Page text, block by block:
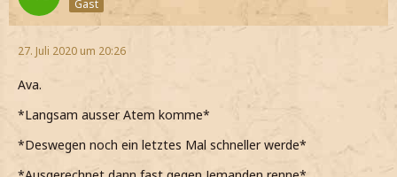
Gast
27. Juli 2020 um 20:26
Ava.
*Langsam ausser Atem komme*
*Deswegen noch ein letztes Mal schneller werde*